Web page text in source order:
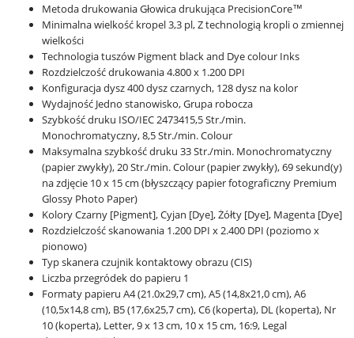
Metoda drukowania Głowica drukująca PrecisionCore™
Minimalna wielkość kropel 3,3 pl, Z technologią kropli o zmiennej
wielkości
Technologia tuszów Pigment black and Dye colour Inks
Rozdzielczość drukowania 4.800 x 1.200 DPI
Konfiguracja dysz 400 dysz czarnych, 128 dysz na kolor
Wydajność Jedno stanowisko, Grupa robocza
Szybkość druku ISO/IEC 2473415,5 Str./min.
Monochromatyczny, 8,5 Str./min. Colour
Maksymalna szybkość druku 33 Str./min. Monochromatyczny
(papier zwykły), 20 Str./min. Colour (papier zwykły), 69 sekund(y)
na zdjęcie 10 x 15 cm (błyszczący papier fotograficzny Premium
Glossy Photo Paper)
Kolory Czarny [Pigment], Cyjan [Dye], Żółty [Dye], Magenta [Dye]
Rozdzielczość skanowania 1.200 DPI x 2.400 DPI (poziomo x
pionowo)
Typ skanera czujnik kontaktowy obrazu (CIS)
Liczba przegródek do papieru 1
Formaty papieru A4 (21.0x29,7 cm), A5 (14,8x21,0 cm), A6
(10,5x14,8 cm), B5 (17,6x25,7 cm), C6 (koperta), DL (koperta), Nr
10 (koperta), Letter, 9 x 13 cm, 10 x 15 cm, 16:9, Legal